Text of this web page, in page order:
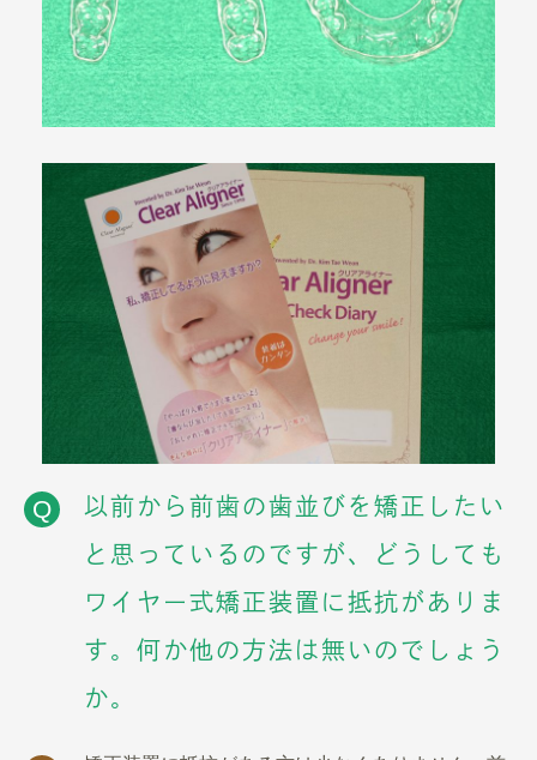
Q
以前から前歯の歯並びを矯正したい
と思っているのですが、どうしても
ワイヤー式矯正装置に抵抗がありま
す。何か他の方法は無いのでしょう
か。